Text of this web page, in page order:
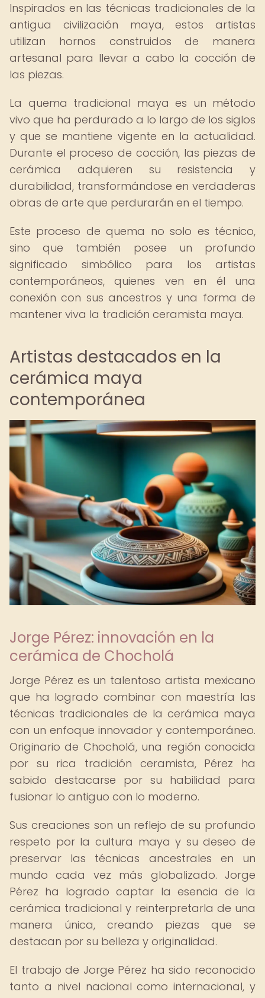
Inspirados en las técnicas tradicionales de la
antigua civilización maya, estos artistas
utilizan hornos construidos de manera
artesanal para llevar a cabo la cocción de
las piezas.
La quema tradicional maya es un método
vivo que ha perdurado a lo largo de los siglos
y que se mantiene vigente en la actualidad.
Durante el proceso de cocción, las piezas de
cerámica adquieren su resistencia y
durabilidad, transformándose en verdaderas
obras de arte que perdurarán en el tiempo.
Este proceso de quema no solo es técnico,
sino que también posee un profundo
significado simbólico para los artistas
contemporáneos, quienes ven en él una
conexión con sus ancestros y una forma de
mantener viva la tradición ceramista maya.
Artistas destacados en la
cerámica maya
contemporánea
Jorge Pérez: innovación en la
cerámica de Chocholá
Jorge Pérez es un talentoso artista mexicano
que ha logrado combinar con maestría las
técnicas tradicionales de la cerámica maya
con un enfoque innovador y contemporáneo.
Originario de Chocholá, una región conocida
por su rica tradición ceramista, Pérez ha
sabido destacarse por su habilidad para
fusionar lo antiguo con lo moderno.
Sus creaciones son un reflejo de su profundo
respeto por la cultura maya y su deseo de
preservar las técnicas ancestrales en un
mundo cada vez más globalizado. Jorge
Pérez ha logrado captar la esencia de la
cerámica tradicional y reinterpretarla de una
manera única, creando piezas que se
destacan por su belleza y originalidad.
El trabajo de Jorge Pérez ha sido reconocido
tanto a nivel nacional como internacional, y